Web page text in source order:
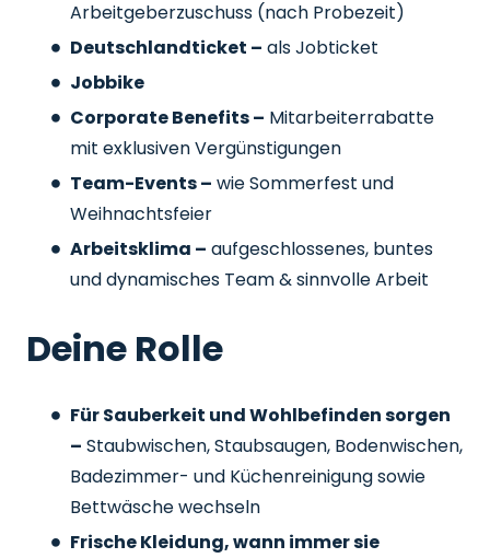
Arbeitgeberzuschuss (nach Probezeit)
Deutschlandticket – als Jobticket
Jobbike
Corporate Benefits – Mitarbeiterrabatte
mit exklusiven Vergünstigungen
Team-Events – wie Sommerfest und
Weihnachtsfeier
Arbeitsklima – aufgeschlossenes, buntes
und dynamisches Team & sinnvolle Arbeit
Deine Rolle
Für Sauberkeit und Wohlbefinden sorgen
– Staubwischen, Staubsaugen, Bodenwischen,
Badezimmer- und Küchenreinigung sowie
Bettwäsche wechseln
Frische Kleidung, wann immer sie